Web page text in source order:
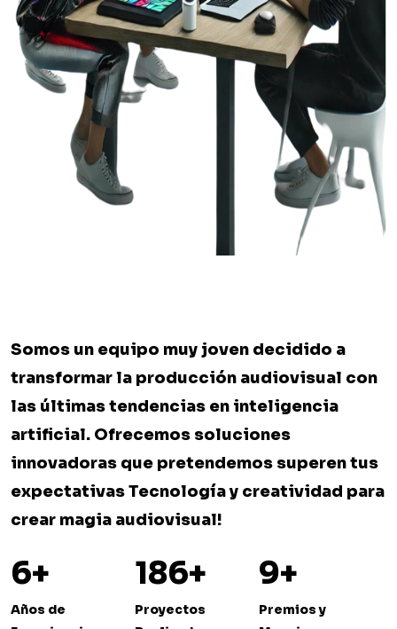
Somos un equipo muy joven decidido a
transformar la producción audiovisual con
las últimas tendencias en inteligencia
artificial. Ofrecemos soluciones
innovadoras que pretendemos superen tus
expectativas Tecnología y creatividad para
crear magia audiovisual!
6+
Años de
186+
Proyectos
9+
Premios y